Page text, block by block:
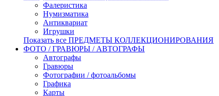
Фалеристика
Нумизматика
Антиквариат
Игрушки
Показать все ПРЕДМЕТЫ КОЛЛЕКЦИОНИРОВАНИЯ
ФОТО / ГРАВЮРЫ / АВТОГРАФЫ
Автографы
Гравюры
Фотографии / фотоальбомы
Графика
Карты